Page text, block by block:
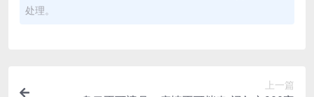
处理。
上一篇